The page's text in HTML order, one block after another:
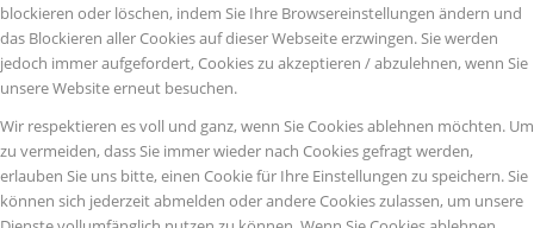
blockieren oder löschen, indem Sie Ihre Browsereinstellungen ändern und
das Blockieren aller Cookies auf dieser Webseite erzwingen. Sie werden
jedoch immer aufgefordert, Cookies zu akzeptieren / abzulehnen, wenn Sie
unsere Website erneut besuchen.
Wir respektieren es voll und ganz, wenn Sie Cookies ablehnen möchten. Um
zu vermeiden, dass Sie immer wieder nach Cookies gefragt werden,
erlauben Sie uns bitte, einen Cookie für Ihre Einstellungen zu speichern. Sie
können sich jederzeit abmelden oder andere Cookies zulassen, um unsere